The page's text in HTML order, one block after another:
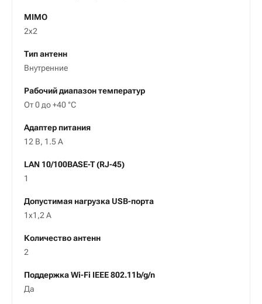
MIMO
2x2
Тип антенн
Внутренние
Рабочий диапазон температур
От 0 до +40 °С
Адаптер питания
12 В, 1.5 A
LAN 10/100BASE-T (RJ-45)
1
Допустимая нагрузка USB-порта
1x1,2 А
Количество антенн
2
Поддержка Wi-Fi IEEE 802.11b/g/n
Да